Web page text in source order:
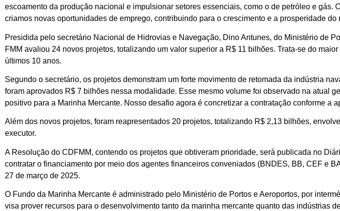
escoamento da produção nacional e impulsionar setores essenciais, como o de petróleo e gás.
criamos novas oportunidades de emprego, contribuindo para o crescimento e a prosperidade do
Presidida pelo secretário Nacional de Hidrovias e Navegação, Dino Antunes, do Ministério de
FMM avaliou 24 novos projetos, totalizando um valor superior a R$ 11 bilhões. Trata-se do
últimos 10 anos.
Segundo o secretário, os projetos demonstram um forte movimento de retomada da indústria
foram aprovados R$ 7 bilhões nessa modalidade. Esse mesmo volume foi observado na atual
positivo para a Marinha Mercante. Nosso desafio agora é concretizar a contratação conforme a
Além dos novos projetos, foram reapresentados 20 projetos, totalizando R$ 2,13 bilhões,
executor.
A Resolução do CDFMM, contendo os projetos que obtiveram prioridade, será publicada no
contratar o financiamento por meio dos agentes financeiros conveniados (BNDES, BB, CEF e
27 de março de 2025.
O Fundo da Marinha Mercante é administrado pelo Ministério de Portos e Aeroportos, por
visa prover recursos para o desenvolvimento tanto da marinha mercante quanto das indústrias